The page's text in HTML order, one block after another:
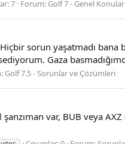
7 Forum: Golf 7 - Genel Konular
sorun yaşatmadı
Gaza
Golf 7.5 - Sorunlar ve Çözümleri
var, BUB veya